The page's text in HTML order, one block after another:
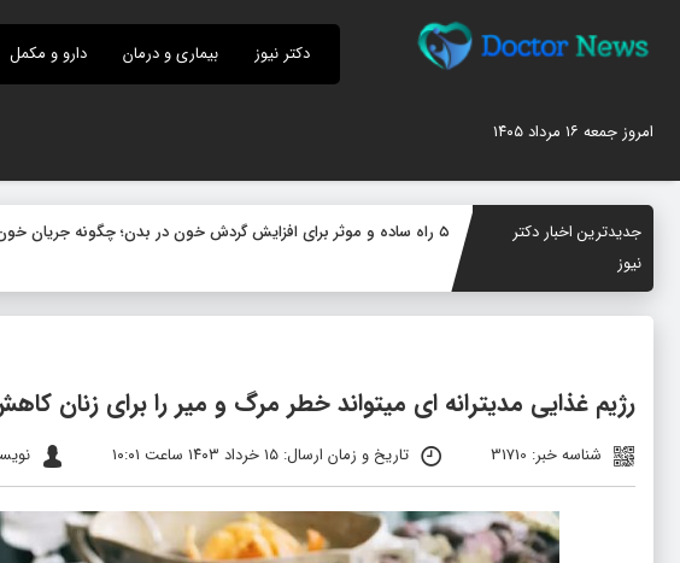
دکتر نیوز بیماری و درمان دارو و مکمل
امروز جمعه ۱۶ مرداد ۱۴۰۵
جدیدترین اخبار دکتر
نیوز
۵ راه ساده و موثر برای افزایش گردش خون در بدن؛ چگونه جریان خون را بهبود دهیم؟
رژیم غذایی مدیترانه ای میتواند خطر مرگ و میر را برای زنان
شناسه خبر: 31710 تاریخ و زمان ارسال: ۱۵ خرداد ۱۴۰۳ ساعت ۱۰:۰۱